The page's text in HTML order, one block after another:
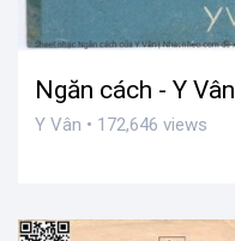
Ngăn cách - Y Vân
Y Vân • 172,646 views